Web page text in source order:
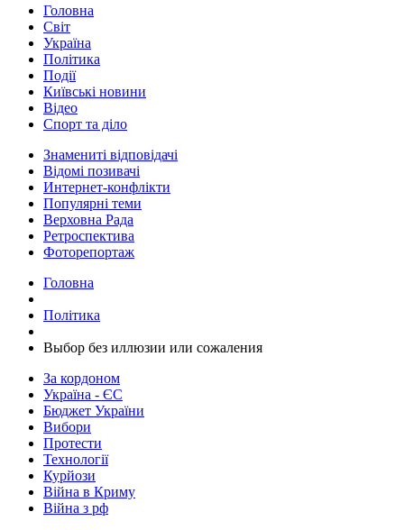
Головна
Світ
Україна
Політика
Події
Київські новини
Відео
Спорт та діло
Знамениті відповідачі
Відомі позивачі
Интернет-конфлікти
Популярні теми
Верховна Рада
Ретроспектива
Фоторепортаж
Головна
Політика
​Выбор без иллюзии или сожаления
За кордоном
Україна - ЄС
Бюджет України
Вибори
Протести
Технології
Курйози
Війна в Криму
Війна з рф